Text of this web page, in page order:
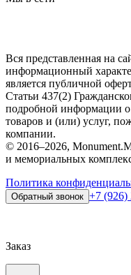
Вся представленная на
информационный
является публичной
Статьи 437(2)
подробной информации
товаров и (или) услуг,
компании.
© 2016–2026,
и мемориальных
Политика
Обратный звонок +7 (926)
Заказ